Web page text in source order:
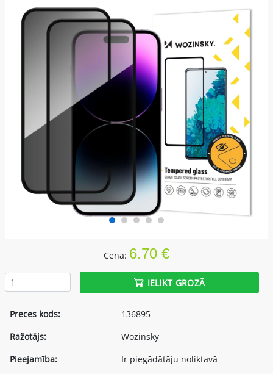
Cena: 6.70 €
IELIKT GROZĀ
Preces kods:
136895
Ražotājs:
Wozinsky
Pieejamība:
Ir piegādātāju noliktavā